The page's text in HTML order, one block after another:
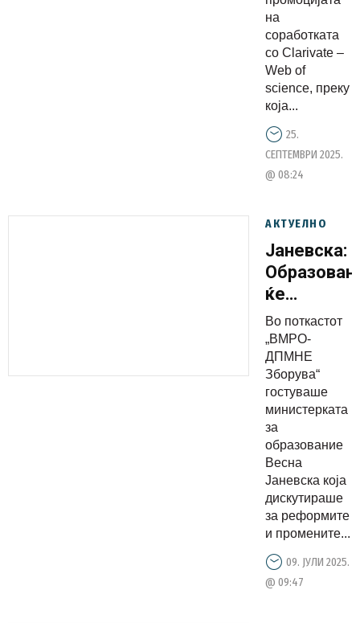
на
соработката
со Clarivate –
Web of
science, преку
која...
25.
СЕПТЕМВРИ 2025.
@ 08:24
АКТУЕЛНО
Јаневска:
ќе
продолжи
со исто
темпо а
ќе бидат
значајно
видливи
во иднина
Во поткастот
„ВМРО-
ДПМНЕ
Зборува“
гостуваше
министерката
за
образование
Весна
Јаневска која
дискутираше
за реформите
и промените...
09. ЈУЛИ 2025.
@ 09:47